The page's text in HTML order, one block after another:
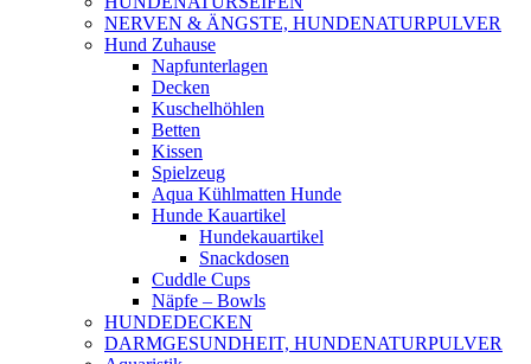
NERVEN & ÄNGSTE, HUNDENATURPULVER
Hund Zuhause
Napfunterlagen
Decken
Kuschelhöhlen
Betten
Kissen
Spielzeug
Aqua Kühlmatten Hunde
Hunde Kauartikel
Hundekauartikel
Snackdosen
Cuddle Cups
Näpfe – Bowls
HUNDEDECKEN
DARMGESUNDHEIT, HUNDENATURPULVER